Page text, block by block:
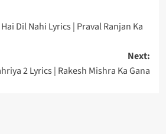
Dil Nahi Lyrics | Praval Ranjan Ka
Next:
2 Lyrics | Rakesh Mishra Ka Gana